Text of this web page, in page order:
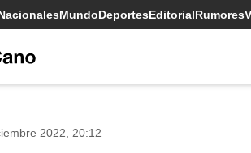
MundoDeportesEditorialRumores
2022, 20:12